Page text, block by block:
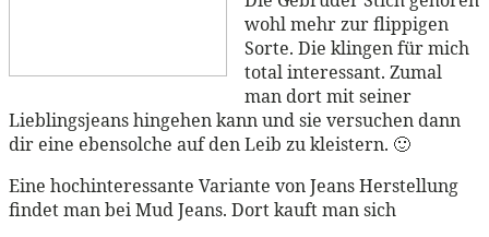
wohl mehr zur flippigen
Sorte. Die klingen für mich
total interessant. Zumal
man dort mit seiner
Lieblingsjeans hingehen kann und sie versuchen dann
dir eine ebensolche auf den Leib zu kleistern. 🙂
Eine hochinteressante Variante von Jeans Herstellung
findet man bei Mud Jeans. Dort kauft man sich